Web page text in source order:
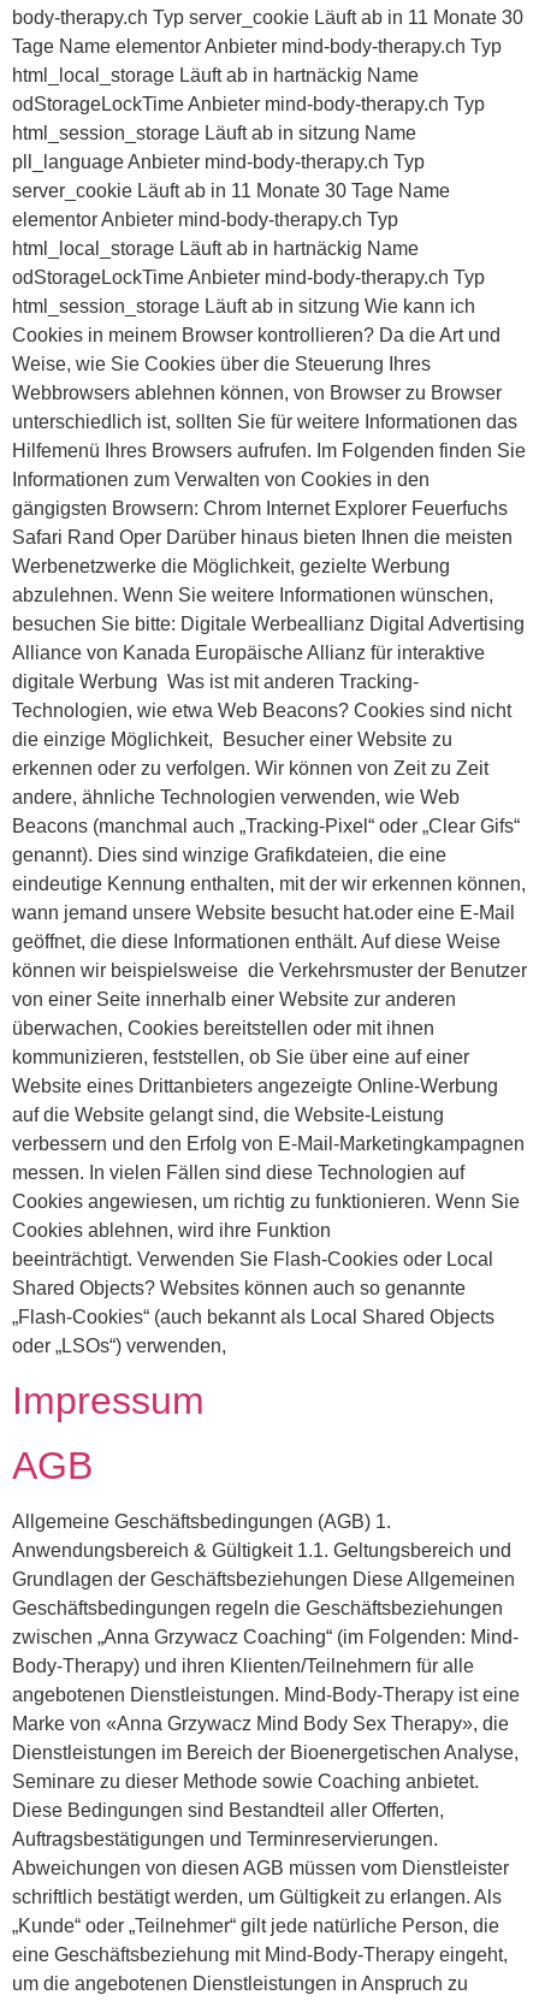
body-therapy.ch Typ server_cookie Läuft ab in 11 Monate 30
Tage Name elementor Anbieter mind-body-therapy.ch Typ
html_local_storage Läuft ab in hartnäckig Name
odStorageLockTime Anbieter mind-body-therapy.ch Typ
html_session_storage Läuft ab in sitzung Name
pll_language Anbieter mind-body-therapy.ch Typ
server_cookie Läuft ab in 11 Monate 30 Tage Name
elementor Anbieter mind-body-therapy.ch Typ
html_local_storage Läuft ab in hartnäckig Name
odStorageLockTime Anbieter mind-body-therapy.ch Typ
html_session_storage Läuft ab in sitzung Wie kann ich
Cookies in meinem Browser kontrollieren? Da die Art und
Weise, wie Sie Cookies über die Steuerung Ihres
Webbrowsers ablehnen können, von Browser zu Browser
unterschiedlich ist, sollten Sie für weitere Informationen das
Hilfemenü Ihres Browsers aufrufen. Im Folgenden finden Sie
Informationen zum Verwalten von Cookies in den
gängigsten Browsern: Chrom Internet Explorer Feuerfuchs
Safari Rand Oper Darüber hinaus bieten Ihnen die meisten
Werbenetzwerke die Möglichkeit, gezielte Werbung
abzulehnen. Wenn Sie weitere Informationen wünschen,
besuchen Sie bitte: Digitale Werbeallianz Digital Advertising
Alliance von Kanada Europäische Allianz für interaktive
digitale Werbung Was ist mit anderen Tracking-
Technologien, wie etwa Web Beacons? Cookies sind nicht
die einzige Möglichkeit, Besucher einer Website zu
erkennen oder zu verfolgen. Wir können von Zeit zu Zeit
andere, ähnliche Technologien verwenden, wie Web
Beacons (manchmal auch „Tracking-Pixel“ oder „Clear Gifs“
genannt). Dies sind winzige Grafikdateien, die eine
eindeutige Kennung enthalten, mit der wir erkennen können,
wann jemand unsere Website besucht hat.oder eine E-Mail
geöffnet, die diese Informationen enthält. Auf diese Weise
können wir beispielsweise die Verkehrsmuster der Benutzer
von einer Seite innerhalb einer Website zur anderen
überwachen, Cookies bereitstellen oder mit ihnen
kommunizieren, feststellen, ob Sie über eine auf einer
Website eines Drittanbieters angezeigte Online-Werbung
auf die Website gelangt sind, die Website-Leistung
verbessern und den Erfolg von E-Mail-Marketingkampagnen
messen. In vielen Fällen sind diese Technologien auf
Cookies angewiesen, um richtig zu funktionieren. Wenn Sie
Cookies ablehnen, wird ihre Funktion
beeinträchtigt. Verwenden Sie Flash-Cookies oder Local
Shared Objects? Websites können auch so genannte
„Flash-Cookies“ (auch bekannt als Local Shared Objects
oder „LSOs“) verwenden,
Impressum
AGB
Allgemeine Geschäftsbedingungen (AGB) 1.
Anwendungsbereich & Gültigkeit 1.1. Geltungsbereich und
Grundlagen der Geschäftsbeziehungen Diese Allgemeinen
Geschäftsbedingungen regeln die Geschäftsbeziehungen
zwischen „Anna Grzywacz Coaching“ (im Folgenden: Mind-
Body-Therapy) und ihren Klienten/Teilnehmern für alle
angebotenen Dienstleistungen. Mind-Body-Therapy ist eine
Marke von «Anna Grzywacz Mind Body Sex Therapy», die
Dienstleistungen im Bereich der Bioenergetischen Analyse,
Seminare zu dieser Methode sowie Coaching anbietet.
Diese Bedingungen sind Bestandteil aller Offerten,
Auftragsbestätigungen und Terminreservierungen.
Abweichungen von diesen AGB müssen vom Dienstleister
schriftlich bestätigt werden, um Gültigkeit zu erlangen. Als
„Kunde“ oder „Teilnehmer“ gilt jede natürliche Person, die
eine Geschäftsbeziehung mit Mind-Body-Therapy eingeht,
um die angebotenen Dienstleistungen in Anspruch zu